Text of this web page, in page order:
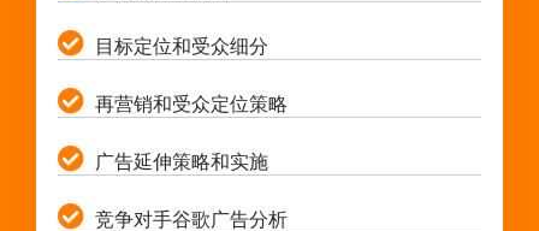
目标定位和受众细分
再营销和受众定位策略
广告延伸策略和实施
竞争对手谷歌广告分析